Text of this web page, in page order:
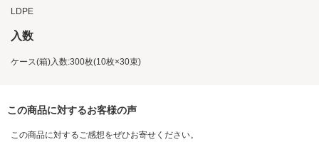
LDPE
入数
ケース(箱)入数:300枚(10枚×30束)
この商品に対するお客様の声
この商品に対するご感想をぜひお寄せください。